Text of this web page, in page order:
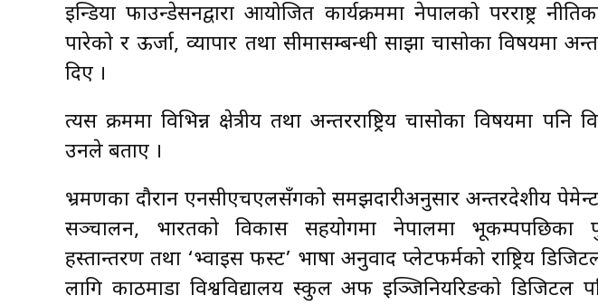
इन्डिया फाउन्डेसनद्वारा आयोजित कार्यक्रममा नेपालको परराष्ट्र
पारेको र ऊर्जा, व्यापार तथा सीमासम्बन्धी साझा चासोका विषयमा
दिए ।
त्यस क्रममा विभिन्न क्षेत्रीय तथा अन्तरराष्ट्रिय चासोका विषयमा पनि
उनले बताए ।
भ्रमणका दौरान एनसीएचएलसँगको समझदारीअनुसार अन्तरदेशीय
सञ्चालन, भारतको विकास सहयोगमा नेपालमा भूकम्पपछिका
हस्तान्तरण तथा ‘भ्वाइस फस्ट’ भाषा अनुवाद प्लेटफर्मको राष्ट्रिय
लागि काठमाडौँ विश्वविद्यालय स्कुल अफ इञ्जिनियरिङको डिजिटल